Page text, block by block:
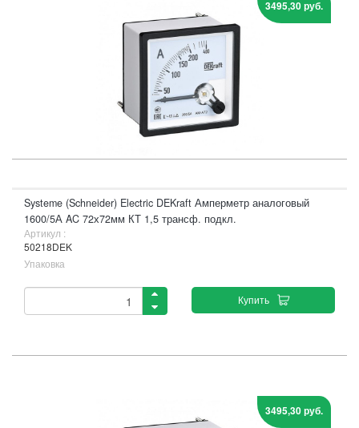
3495,30 руб.
Systeme (Schneider) Electric DEKraft Амперметр аналоговый
1600/5А AC 72х72мм КТ 1,5 трансф. подкл.
Артикул :
50218DEK
Упаковка
Купить
3495,30 руб.